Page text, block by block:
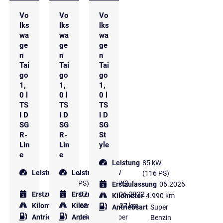
Vo
lks
wa
ge
n
Tai
go
1,
0 l
TS
I D
SG
R-
Lin
e
Leistung 81 kW
(110 PS)
Erstzulassung 07.2023
Kilometer 23.268 km
Antriebsart
Super
Vo
lks
wa
ge
n
Tai
go
1,
0 l
TS
I D
SG
R-
Lin
e
Leistung
81 kW
(110 PS)
Erstzulassung 06.2022
Kilometer 33.227 km
Antriebsart
Super
Vo
lks
wa
ge
n
Tai
go
1,
0 l
TS
I D
SG
St
yle
Leistung 85 kW
(116 PS)
Erstzulassung 06.2026
Kilometer 4.990 km
Antriebsart Super
Benzin